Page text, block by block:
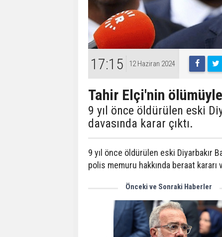
17:15 12 Haziran 2024
Tahir Elçi'nin
9 yıl önce öldürülen eski
davasında karar çıktı.
9 yıl önce öldürülen eski Diyarbakır
polis memuru hakkında beraat kararı
Önceki ve Sonraki Haberler